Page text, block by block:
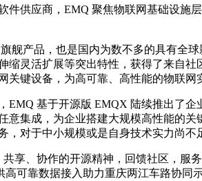
件供应商，EMQ 聚焦物联网基础设施
舰产品，也是国内为数不多的具有全
缩灵活扩展等突出特性，获得了来自
关键设备，为高可靠、高性能的物联网
EMQ 基于开源版 EMQX 陆续推出了
意集成，为企业搭建大规模高性能的关
，对于中小规模或是自身技术实力尚不
享、协作的开源精神，回馈社区，服
可靠数据接入助力重庆两江车路协同